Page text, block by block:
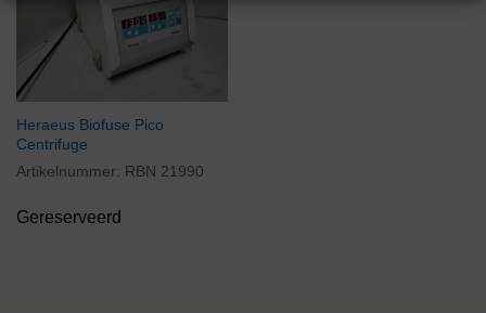
Heraeus Biofuse Pico
Centrifuge
Artikelnummer: RBN 21990
Gereserveerd